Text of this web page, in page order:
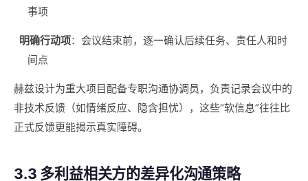
事项
明确行动项：会议结束前，逐一确认后续任务、责任人和时
间点
赫兹设计为重大项目配备专职沟通协调员，负责记录会议中的
非技术反馈（如情绪反应、隐含担忧），这些“软信息”往往比
正式反馈更能揭示真实障碍。
3.3 多利益相关方的差异化沟通策略